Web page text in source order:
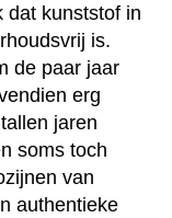
dat kunststof in
is.
de paar jaar
erg
jaren
soms toch
van
authentieke